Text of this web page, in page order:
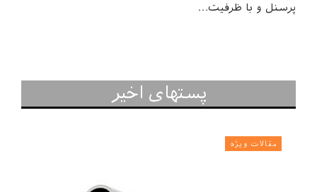
پرسنل و با ظرفیت…
پستهای اخیر
مقالات ویژه